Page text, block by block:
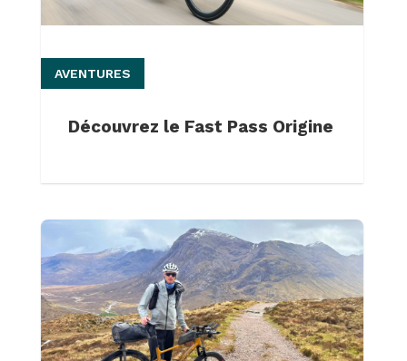
Découvrez le Fast Pass Origine
AVENTURES